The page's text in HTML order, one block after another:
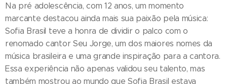
Na pré adolescência, com 12 anos, um momento
marcante destacou ainda mais sua paixão pela música:
Sofia Brasil teve a honra de dividir o palco com o
renomado cantor Seu Jorge, um dos maiores nomes da
música brasileira e uma grande inspiração para a cantora.
Essa experiência não apenas validou seu talento, mas
também mostrou ao mundo que Sofia Brasil estava